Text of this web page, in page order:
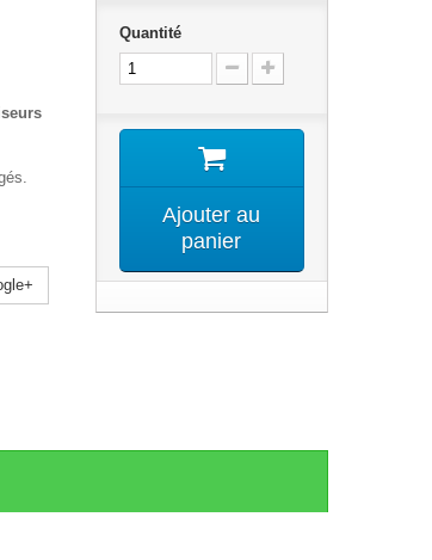
Quantité
Ajouter au
panier